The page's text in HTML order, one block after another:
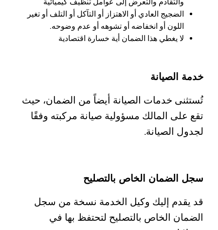
الضجيج العادي أو الاهتزاز أو التآكل أو التلف أو تغير
اللون أو انخفاضه أو تشوهه أو عدم وضوحه.
لا يغطي هذا الضمان أية خسارة اقتصادية
خدمة الصيانة
​تُستثنى خدمات الصيانة أيضاً من الضمان، حيث
تقع على المالك مسؤولية صيانة مركبته وفقًا
لجدول الصيانة.
سجل الضمان الخاص بالتصليح
قد يقدم إليك وكيل الخدمة نسخة من سجل
الضمان الخاص بالتصليح لتحتفظ بها في